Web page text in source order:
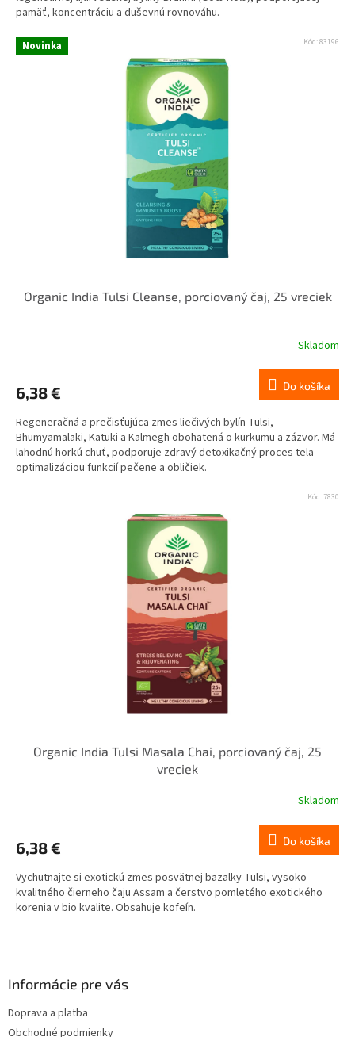
pamäť, koncentráciu a duševnú rovnováhu.
Novinka
Organic India Tulsi Cleanse, porciovaný čaj, 25 vreciek
Skladom
6,38 € Do košíka
Regeneračná a prečisťujúca zmes liečivých bylín Tulsi,
Bhumyamalaki, Katuki a Kalmegh obohatená o kurkumu a zázvor. Má
lahodnú horkú chuť, podporuje zdravý detoxikačný proces tela
optimalizáciou funkcií pečene a obličiek.
Kód:83196
Organic India Tulsi Masala Chai, porciovaný čaj, 25
vreciek
Skladom
6,38 € Do košíka
Vychutnajte si exotickú zmes posvätnej bazalky Tulsi, vysoko
kvalitného čierneho čaju Assam a čerstvo pomletého exotického
korenia v bio kvalite. Obsahuje kofeín.
Kód: 7830
Informácie pre vás
Doprava a platba
Obchodné podmienky